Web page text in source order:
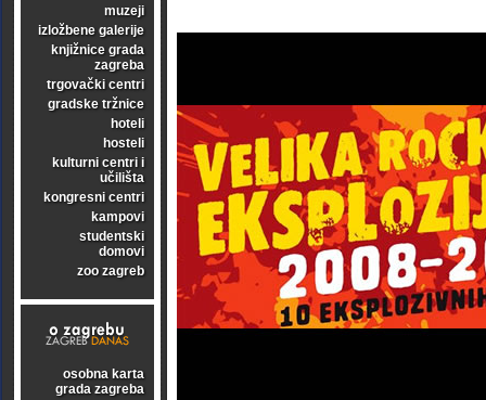
muzeji
izložbene galerije
knjižnice grada
zagreba
trgovački centri
gradske tržnice
hoteli
hosteli
kulturni centri i
učilišta
kongresni centri
kampovi
studentski
domovi
zoo zagreb
osobna karta
grada zagreba